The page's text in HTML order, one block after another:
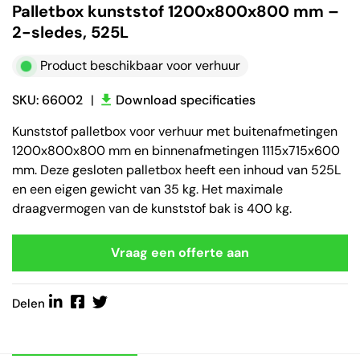
Palletbox kunststof 1200x800x800 mm –
2-sledes, 525L
Product beschikbaar voor verhuur
SKU: 66002 |
Download specificaties
Kunststof palletbox voor verhuur met buitenafmetingen
1200x800x800 mm en binnenafmetingen 1115x715x600
mm. Deze gesloten palletbox heeft een inhoud van 525L
en een eigen gewicht van 35 kg. Het maximale
draagvermogen van de kunststof bak is 400 kg.
Vraag een offerte aan
Delen